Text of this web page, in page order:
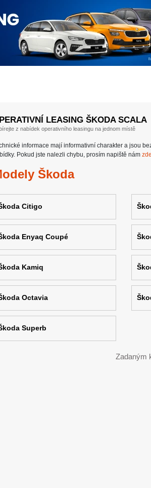
LEASING ŠKODA SCALA
z nabídek operativního leasingu na jednom místě
informace mají informativní charakter a jsou
Pokud jste nalezli chybu, prosím napiště nám
Škoda
Citigo
Enyaq Coupé
Kamiq
Octavia
Superb
Zadaným